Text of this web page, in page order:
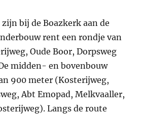
bij de Boazkerk aan de
rent een rondje van
Oude Boor, Dorpsweg
midden- en bovenbouw
900 meter (Kosterijweg,
Abt Emopad, Melkvaaller,
Langs de route